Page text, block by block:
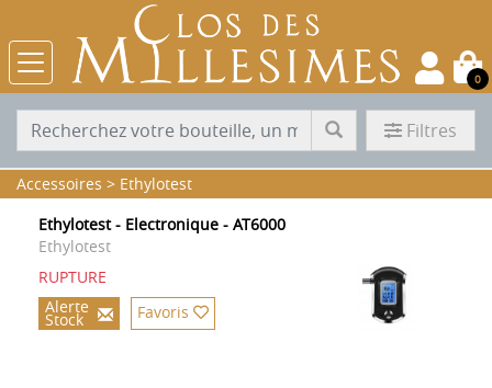
0
Filtres
Accessoires > Ethylotest
Ethylotest - Electronique - AT6000
Ethylotest
RUPTURE
Alerte
Stock Favoris